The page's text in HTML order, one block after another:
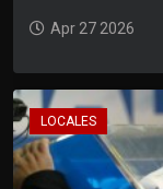
Apr 27 2026
LOCALES